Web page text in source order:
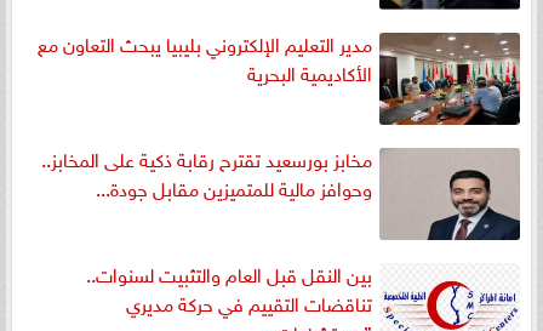
مدير التعليم الإلكتروني بليبيا يبحث التعاون مع
الأكاديمية البحرية
مخابز بورسعيد تقترح رقابة ذكية على المخابز..
وحوافز مالية للمتميزين مقابل جودة...
بين النقل قبل العام والتثبيت لسنوات..
تناقضات التقييم في حركة مديري